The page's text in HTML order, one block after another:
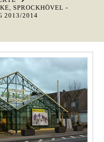
SPROCKHÖVEL -
2013/2014